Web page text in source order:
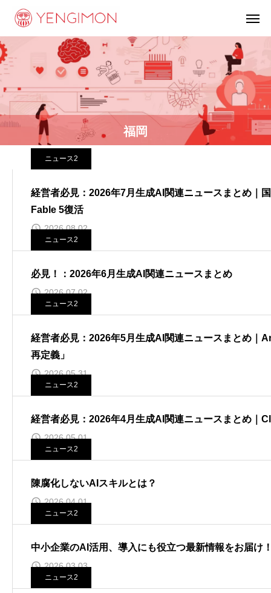
福岡
ニュース2
経営者必見：2026年7月生成AI関連ニュースまとめ｜
Fable 5復活
2026.08.02
ニュース2
必見！：2026年6月生成AI関連ニュースまとめ
2026.07.02
ニュース2
経営者必見：2026年5月生成AI関連ニュースまとめ
再定義」
2026.05.31
ニュース2
経営者必見：2026年4月生成AI関連ニュースまとめ
2026.05.01
ニュース2
陳腐化しないAIスキルとは？
2026.04.01
ニュース2
中小企業のAI活用、導入にも役立つ最新情報をお届け
2026.03.03
ニュース2